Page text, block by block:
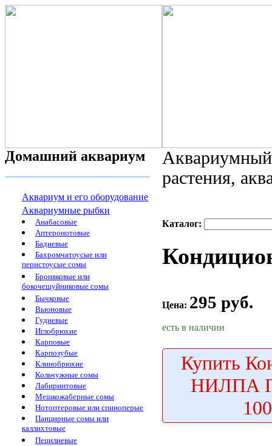
Домашний аквариум
Аквариум и его оборудование
Аквариумные рыбки
Анабасовые
Аптеронотовые
Бадиевые
Бахромчатоусые или
перистоусые сомы
Броняковые или
бокочешуйниковые сомы
Бычковые
Вьюновые
Гудиевые
Иглобрюхие
Карповые
Карпозубые
Клинобрюхие
Кольчужные сомы
Лабиринтовые
Мешкожаберные сомы
Нотоптеровые или спиноперые
Панцирные сомы или
каллихтовые
Пецилиевые
растения,
Каталог:
Цена: 295 руб.
есть в наличии
Купить
НИЛПА